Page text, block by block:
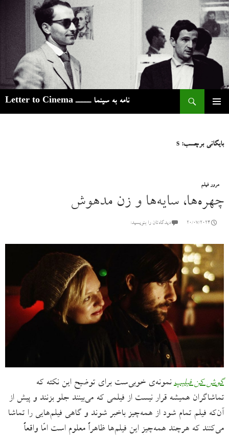
نامه به سینما ـــــ Letter to Cinema
بایگانی برچسب: s
مرور فیلم
چهره‌ها، سایه‌ها و زن مدهوش
20/07/2024 دیدگاه‌تان را بنویسید:
گوش کن فیلیپ نمونه‌ی خوبی‌ست برای توضیح این نکته که
تماشاگران همیشه قرار نیست از فیلمی که می‌بینند جلو بزنند و پیش از
آن‌که فیلم تمام شود از همه‌چیز باخبر شوند و گاهی فیلم‌هایی را تماشا
می‌کنند که هرچند همه‌چیزِ این فیلم‌ها ظاهراً معلوم است امّا واقعاً